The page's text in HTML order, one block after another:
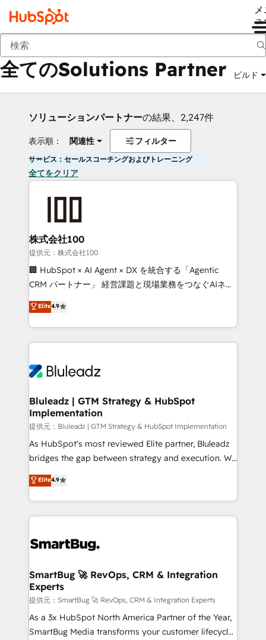
ュ
戻る
全てのSolutions Partner ビルド
ソリューションパートナーの結果、2,247件
表示順： 関連性 フィルター
サービス：セールスコーチングおよびトレーニング
全てをクリア
株式会社100
提供元：株式会社100
🏢 HubSpot × AI Agent × DX を統合する「Agentic
CRM パートナー」 経営課題と現場業務をつなぐAIネイ
ティブ・エージェンシーとして、HubSpot Eliteの実装
力で顧客フロント業務を再設計します。 💡 100inc は何
をする会社か？ HubSpotを共通基盤に、AIエージェン
トを組み込んだ顧客フロント業務（マーケティング・営
ィブ・エージェンシーです。事業部・グループ会社・部
を、CRMを軸とした全社共通基盤に再構築します。意
思決定者・PMO・現場担当者に並走します。 1️⃣
HubSpot導入・活用支援 顧客データの一元化から、
GTMの見える化・自動化まで。全Hub統合運用、デー
タ品質設計、グループ横断のCRM統合に対応します。
の一部をAIが自律実行する組織への移行を設計・実装。
Breeze・Claude等をHubSpotと連携させ、役割定義・
革を、構想から実装・定着までPMOとして主導。「設
の統合・浸透・変革管理を実行します。 ▸ CMS戦略設
計・構築：リード獲得・CVR・SEOを前提にした情報設
計・導線設計・テンプレート設計をContent Hubで一体
提供。 ▸ 既存CRM・MAからの移行支援：Salesforce・
Marketo・Pardot等からの移行、カスタム設計、履歴
Elite4.9
Bluleadz | GTM Strategy & HubSpot
Implementation
提供元：Bluleadz | GTM Strategy & HubSpot Implementation
As HubSpot's most reviewed Elite partner, Bluleadz
bridges the gap between strategy and execution. We
don't just "set up tools" — we install the GTM
Operating System (GTM OS) to align your leadership
and engineer a portal that drives predictable
revenue velocity. 🚀 GTM Strategy & Alignment
stalling growth. Fix your ICP, Math, and Story to stop
Scalable Architecture: Zero-technical-debt setup
across all Hubs, validated by our 7 HubSpot
Accreditations. AI-Powered RevOps: Breeze AI,
custom AI agents, and high-integrity migrations for
total reporting clarity. Security & Compliance: SOC 2
Elite4.9
SmartBug 🚀 RevOps, CRM & Integration
Experts
提供元：SmartBug 🚀 RevOps, CRM & Integration Experts
As a 3x HubSpot North America Partner of the Year,
SmartBug Media transforms your customer lifecycle